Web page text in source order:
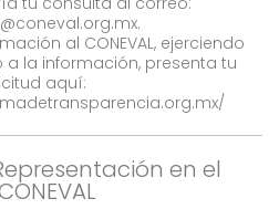
.
al CONEVAL, ejerciendo
la información, presenta tu
aquí:
en el